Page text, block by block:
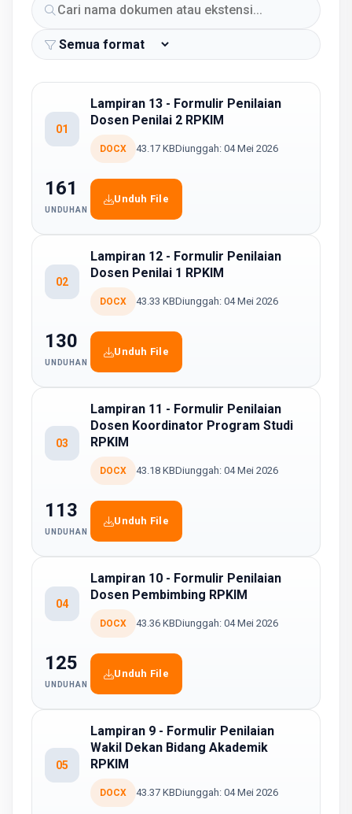
01
Lampiran 13 - Formulir Penilaian
Dosen Penilai 2 RPKIM
DOCX 43.17 KBDiunggah: 04 Mei 2026
161
UNDUHAN
Unduh File
02
Lampiran 12 - Formulir Penilaian
Dosen Penilai 1 RPKIM
DOCX 43.33 KBDiunggah: 04 Mei 2026
130
UNDUHAN
Unduh File
03
Lampiran 11 - Formulir Penilaian
Dosen Koordinator Program Studi
RPKIM
DOCX 43.18 KBDiunggah: 04 Mei 2026
113
UNDUHAN
Unduh File
04
Lampiran 10 - Formulir Penilaian
Dosen Pembimbing RPKIM
DOCX 43.36 KBDiunggah: 04 Mei 2026
125
UNDUHAN
Unduh File
05
Lampiran 9 - Formulir Penilaian
Wakil Dekan Bidang Akademik
RPKIM
DOCX 43.37 KBDiunggah: 04 Mei 2026